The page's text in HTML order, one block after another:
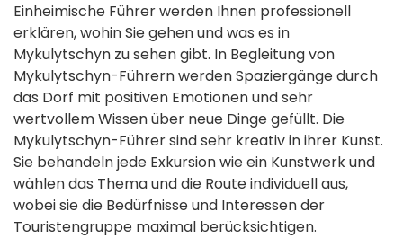
Einheimische Führer werden Ihnen professionell
erklären, wohin Sie gehen und was es in
Mykulytschyn zu sehen gibt. In Begleitung von
Mykulytschyn-Führern werden Spaziergänge durch
das Dorf mit positiven Emotionen und sehr
wertvollem Wissen über neue Dinge gefüllt. Die
Mykulytschyn-Führer sind sehr kreativ in ihrer Kunst.
Sie behandeln jede Exkursion wie ein Kunstwerk und
wählen das Thema und die Route individuell aus,
wobei sie die Bedürfnisse und Interessen der
Touristengruppe maximal berücksichtigen.